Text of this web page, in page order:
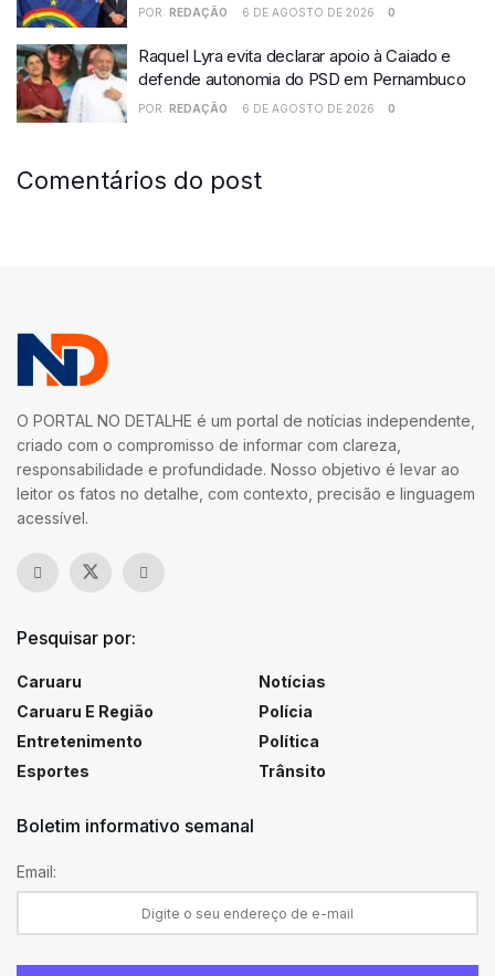
POR: REDAÇÃO 6 DE AGOSTO DE 2026 0
Raquel Lyra evita declarar apoio à Caiado e
defende autonomia do PSD em Pernambuco
POR: REDAÇÃO 6 DE AGOSTO DE 2026 0
Comentários do post
O PORTAL NO DETALHE é um portal de notícias independente,
criado com o compromisso de informar com clareza,
responsabilidade e profundidade. Nosso objetivo é levar ao
leitor os fatos no detalhe, com contexto, precisão e linguagem
acessível.
Pesquisar por:
Caruaru
Caruaru E Região
Entretenimento
Esportes
Notícias
Polícia
Política
Trânsito
Boletim informativo semanal
Email: